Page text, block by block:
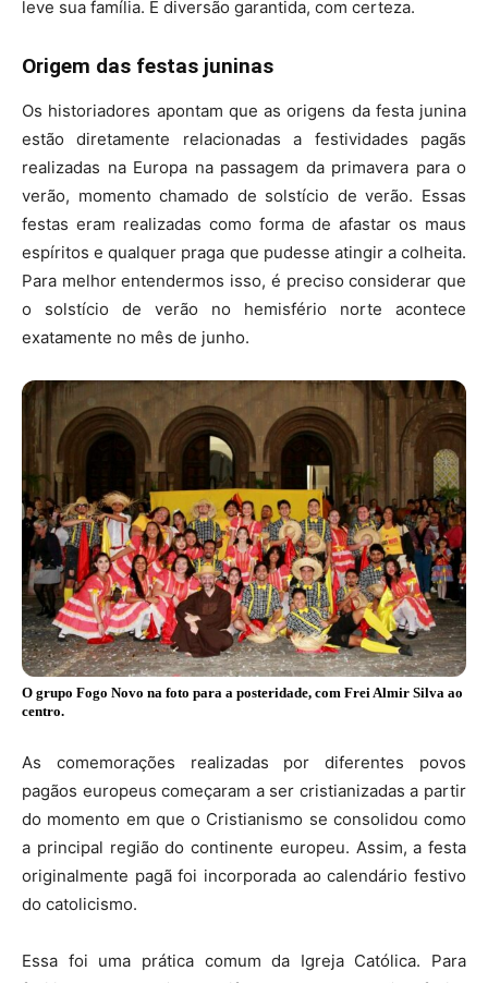
leve sua família. É diversão garantida, com certeza.
Origem das festas juninas
Os historiadores apontam que as origens da festa junina
estão diretamente relacionadas a festividades pagãs
realizadas na Europa na passagem da primavera para o
verão, momento chamado de solstício de verão. Essas
festas eram realizadas como forma de afastar os maus
espíritos e qualquer praga que pudesse atingir a colheita.
Para melhor entendermos isso, é preciso considerar que
o solstício de verão no hemisfério norte acontece
exatamente no mês de junho.
O grupo Fogo Novo na foto para a posteridade, com Frei Almir Silva ao
centro.
As comemorações realizadas por diferentes povos
pagãos europeus começaram a ser cristianizadas a partir
do momento em que o Cristianismo se consolidou como
a principal região do continente europeu. Assim, a festa
originalmente pagã foi incorporada ao calendário festivo
do catolicismo.
Essa foi uma prática comum da Igreja Católica. Para